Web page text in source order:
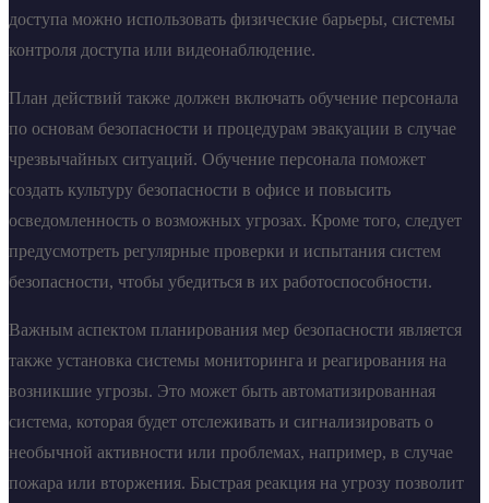
доступа можно использовать физические барьеры, системы
контроля доступа или видеонаблюдение.
План действий также должен включать обучение персонала
по основам безопасности и процедурам эвакуации в случае
чрезвычайных ситуаций. Обучение персонала поможет
создать культуру безопасности в офисе и повысить
осведомленность о возможных угрозах. Кроме того, следует
предусмотреть регулярные проверки и испытания систем
безопасности, чтобы убедиться в их работоспособности.
Важным аспектом планирования мер безопасности является
также установка системы мониторинга и реагирования на
возникшие угрозы. Это может быть автоматизированная
система, которая будет отслеживать и сигнализировать о
необычной активности или проблемах, например, в случае
пожара или вторжения. Быстрая реакция на угрозу позволит